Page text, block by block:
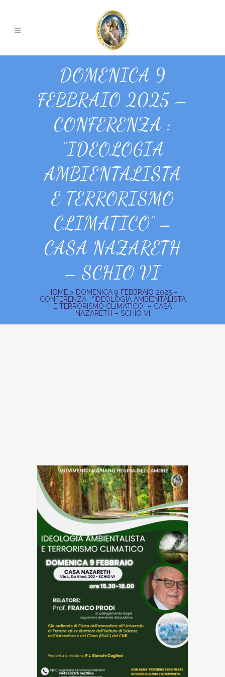
DOMENICA 9
FEBBRAIO 2025 –
CONFERENZA :
“IDEOLOGIA
AMBIENTALISTA
E TERRORISMO
CLIMATICO” –
CASA NAZARETH
– SCHIO VI
HOME > DOMENICA 9 FEBBRAIO 2025 –
CONFERENZA : “IDEOLOGIA AMBIENTALISTA
E TERRORISMO CLIMATICO” – CASA
NAZARETH – SCHIO VI